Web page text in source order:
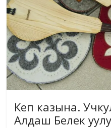
Кеп казына.
Алдаш Белек уулу